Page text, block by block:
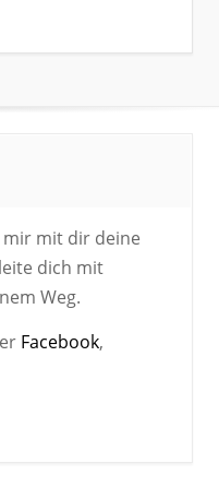
mir mit dir deine
dich mit
Weg.
Facebook,